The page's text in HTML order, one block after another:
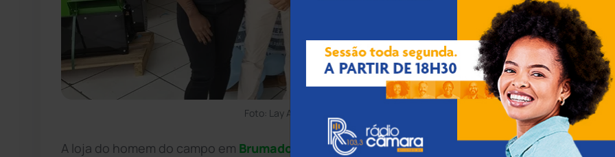
Foto: Lay Amorim/Achei Sudoeste
A loja do homem do campo em Brumado
e região, o Armazém do Criador Agro dispõe em